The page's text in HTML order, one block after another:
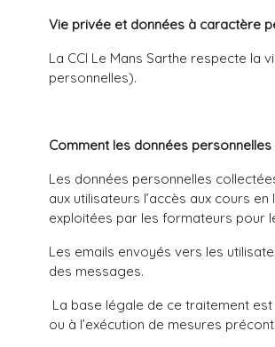
Vie privée et données à caractère
La CCI Le Mans Sarthe respecte la
personnelles).
Comment les données
Les données personnelles
aux utilisateurs l’accès aux cours en
exploitées par les formateurs pour
Les emails envoyés vers les
des messages.
La base légale de ce traitement est
ou à l’exécution de mesures